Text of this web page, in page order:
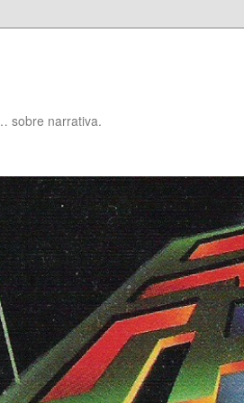
sobre narrativa.